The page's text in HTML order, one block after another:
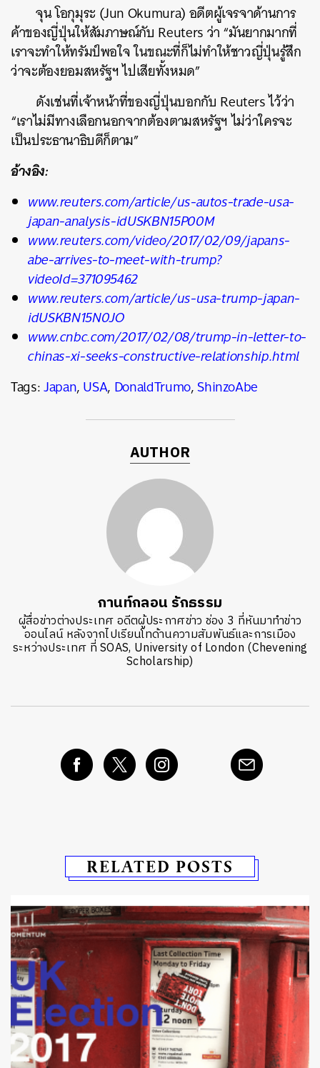
จุน โอกุมุระ (Jun Okumura) อดีตผู้เจรจาด้านการ
ค้าของญี่ปุ่นให้สัมภาษณ์กับ Reuters ว่า “มันยากมากที่
เราจะทำให้ทรัมป์พอใจ ในขณะที่ก็ไม่ทำให้ชาวญี่ปุ่นรู้สึก
ว่าจะต้องยอมสหรัฐฯ ไปเสียทั้งหมด”
ดังเช่นที่เจ้าหน้าที่ของญี่ปุ่นบอกกับ Reuters ไว้ว่า
“เราไม่มีทางเลือกนอกจากต้องตามสหรัฐฯ ไม่ว่าใครจะ
เป็นประธานาธิบดีก็ตาม”
อ้างอิง:
www.reuters.com/article/us-autos-trade-usa-
japan-analysis-idUSKBN15P00M
www.reuters.com/video/2017/02/09/japans-
abe-arrives-to-meet-with-trump?
videoId=371095462
www.reuters.com/article/us-usa-trump-japan-
idUSKBN15N0JO
www.cnbc.com/2017/02/08/trump-in-letter-to-
chinas-xi-seeks-constructive-relationship.html
Tags:Japan,USA, DonaldTrumo,ShinzoAbe
AUTHOR
กานท์กลอน รักธรรม
ผู้สื่อข่าวต่างประเทศ อดีตผู้ประกาศข่าว ช่อง 3 ที่หันมาทำข่าว
ออนไลน์ หลังจากไปเรียนโทด้านความสัมพันธ์และการเมือง
ระหว่างประเทศ ที่ SOAS, University of London (Chevening
Scholarship)
RELATED POSTS